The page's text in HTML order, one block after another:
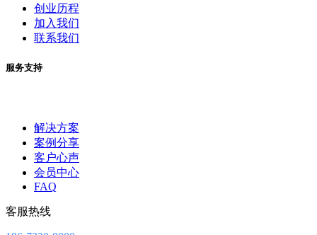
创业历程
加入我们
联系我们
服务支持
解决方案
案例分享
客户心声
会员中心
FAQ
客服热线